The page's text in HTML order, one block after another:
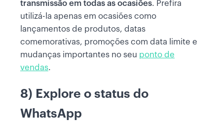
transmissão em todas as ocasiões. Prefira
utilizá-la apenas em ocasiões como
lançamentos de produtos, datas
comemorativas, promoções com data limite e
mudanças importantes no seu ponto de
vendas.
8) Explore o status do
WhatsApp